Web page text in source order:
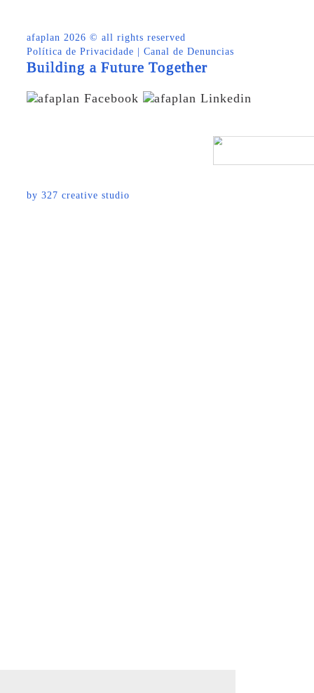
afaplan 2026 © all rights reserved
Política de Privacidade
Canal de Denuncias
Building a Future Together
by 327 creative studio